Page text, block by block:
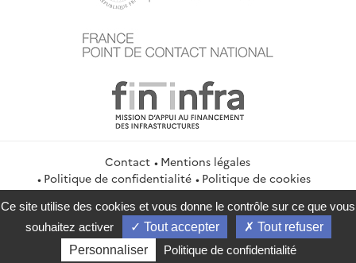
Contact
Mentions légales
Politique de confidentialité
Politique de cookies
Gestion des cookies
Flux RSS
service-public.gouv.fr
legifrance.gouv.fr
info.gouv.fr
data.gouv.fr
Ce site utilise des cookies et vous donne le contrôle sur ce que vous
souhaitez activer
Tout accepter
Tout refuser
Personnaliser
Politique de confidentialité